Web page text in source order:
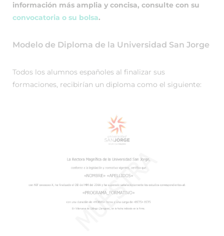
información más amplia y concisa, consulte con su
convocatoria o su bolsa.
Modelo de Diploma de la Universidad San Jorge
Todos los alumnos españoles al finalizar sus
formaciones, recibirían un diploma como el siguiente: